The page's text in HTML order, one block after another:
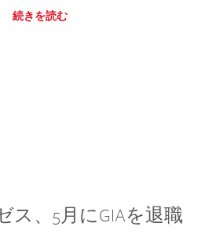
続きを読む
ス、5月にGIAを退職